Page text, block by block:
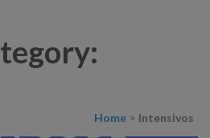
Home > Intensivos